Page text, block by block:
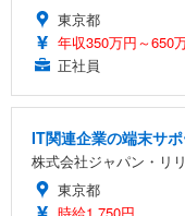
東京都
年収350万円～650
正社員
IT関連企業の端末サ
株式会社ジャパン・リ
東京都